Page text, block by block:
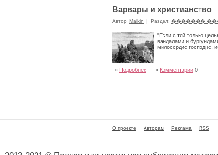
Варвары и христианство
Автор: Malkin | Раздел: �������
"Если с той только
вандалами и
милосердие господне,
» Подробнее » Комментарии 0
О проекте Авторам Реклама RSS